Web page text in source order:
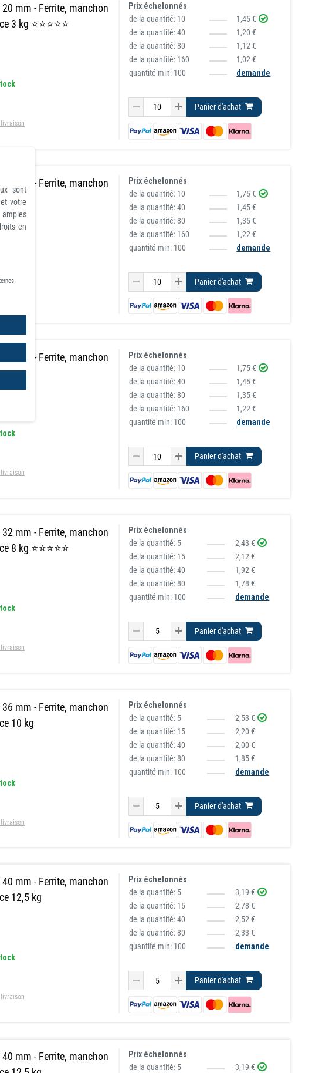
mm - Ferrite, manchon
3 kg ⭐⭐⭐⭐⭐
Prix échelonnés
de la quantité: 10
1,45 €
de la quantité:40
1,20 €
de la quantité: 80
1,12 €
de la quantité: 160
1,02 €
quantité min: 100
demande
Panier d'achat
25 mm - Ferrite, manchon
4 kg
Prix échelonnés
de la quantité: 10
1,75 €
de la quantité:40
1,45 €
de la quantité: 80
1,35 €
de la quantité: 160
1,22 €
quantité min: 100
demande
Panier d'achat
mm - Ferrite, manchon
4 kg
Prix échelonnés
de la quantité: 10
1,75 €
de la quantité:40
1,45 €
de la quantité: 80
1,35 €
de la quantité: 160
1,22 €
quantité min: 100
demande
Panier d'achat
mm - Ferrite, manchon
8 kg ⭐⭐⭐⭐⭐
Prix échelonnés
de la quantité: 5
2,43 €
de la quantité: 15
2,12 €
de la quantité:40
1,92 €
de la quantité: 80
1,78 €
quantité min: 100
demande
Panier d'achat
mm - Ferrite, manchon
10 kg
Prix échelonnés
de la quantité: 5
2,53 €
de la quantité: 15
2,20 €
de la quantité:40
2,00 €
de la quantité: 80
1,85 €
quantité min: 100
demande
Panier d'achat
mm - Ferrite, manchon
12,5 kg
Prix échelonnés
de la quantité: 5
3,19 €
de la quantité: 15
2,78 €
de la quantité:40
2,52 €
de la quantité: 80
2,33 €
quantité min: 100
demande
Panier d'achat
mm - Ferrite, manchon
Prix échelonnés
de la quantité: 5 3,19 €
sont
votre
en